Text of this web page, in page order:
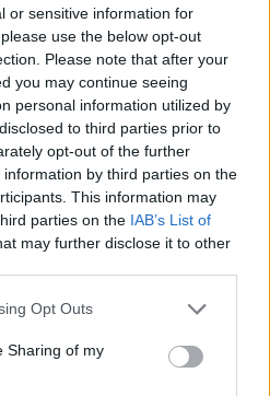
or sensitive information for
use the below opt-out
Please note that after your
you may continue seeing
personal information utilized by
to third parties prior to
opt-out of the further
by third parties on the
This information may
parties on the IAB’s List of
may further disclose it to other
Opt Outs
Sharing of my
Global Management:
την EasyJet έναντι 7,7
- Η δήλωση του Sir
Χατζηιωάννου
26|18:31
Σε λειτουργία η
myBusinessSupport
26|18:07